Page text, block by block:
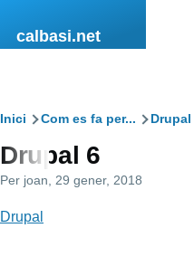
calbasi.net
Fil
d'ariadna
Inici Com es fa per... Drupal
Drupal 6
Per joan , 29 gener, 2018
Drupal